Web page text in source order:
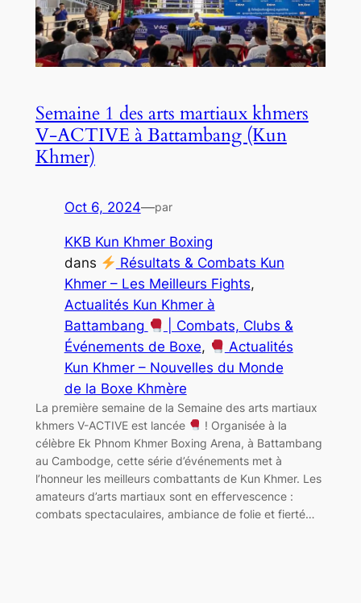
Semaine 1 des arts martiaux khmers
V-ACTIVE à Battambang (Kun
Khmer)
Oct 6, 2024—par
KKB Kun Khmer Boxing
dans
Résultats & Combats Kun
Khmer – Les Meilleurs Fights
Actualités Kun Khmer à
Battambang
| Combats, Clubs &
Événements de Boxe,
Actualités
Kun Khmer – Nouvelles du Monde
de la Boxe Khmère
La première semaine de la Semaine des arts martiaux
khmers V-ACTIVE est lancée
! Organisée à la
célèbre Ek Phnom Khmer Boxing Arena, à Battambang
au Cambodge, cette série d’événements met à
l’honneur les meilleurs combattants de Kun Khmer. Les
amateurs d’arts martiaux sont en effervescence :
combats spectaculaires, ambiance de folie et fierté…